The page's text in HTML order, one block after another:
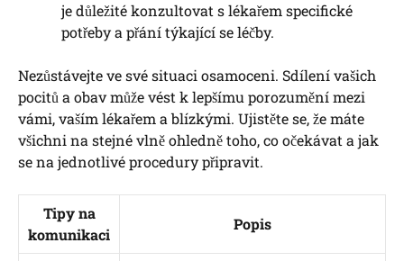
je ​důležité ⁤konzultovat s‌ lékařem ⁢specifické
‌potřeby a přání týkající ⁣se léčby.
Nezůstávejte ve své situaci‌ osamoceni. Sdílení vašich
pocitů a obav ‍může vést k lepšímu ‍porozumění mezi
vámi, vaším lékařem a blízkými. Ujistěte⁢ se, že⁢ máte
‍všichni na⁢ stejné vlně⁤ ohledně ​toho, co očekávat a⁢ jak
‍se na ‍jednotlivé⁢ procedury připravit.
Tipy ⁣na
komunikaci
Popis